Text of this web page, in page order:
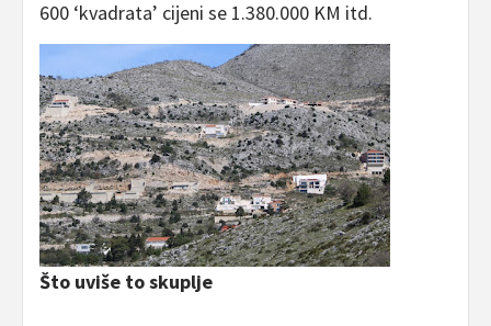
600 ‘kvadrata’ cijeni se 1.380.000 KM itd.
Što uviše to skuplje